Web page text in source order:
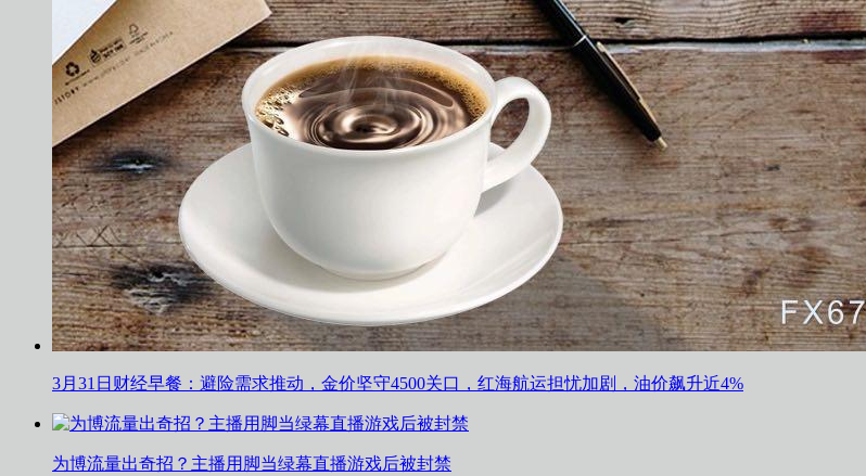
3月31日财经早餐：避险需求推动，金价坚守4500关口，红海航运担忧加剧，油价飙升近4%
为博流量出奇招？主播用脚当绿幕直播游戏后被封禁